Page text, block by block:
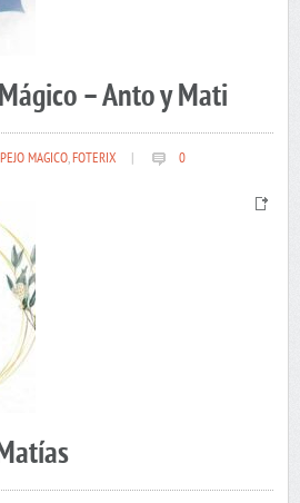
– Anto y Mati
MAGICO,FOTERIX 0